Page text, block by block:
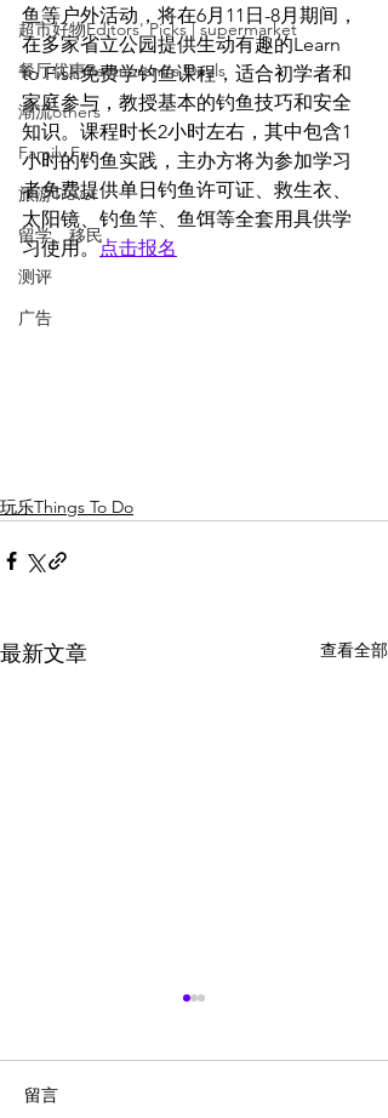
超市好物Editors' Picks | supermarket
餐厅优惠Restaurant's Deals
潮流others
Family Fun
旅游Travel
留学、移民
测评
广告
鱼等户外活动，将在6月11日-8月期间，
在多家省立公园提供生动有趣的Learn
to Fish免费学钓鱼课程，适合初学者和
家庭参与，教授基本的钓鱼技巧和安全
知识。课程时长2小时左右，其中包含1
小时的钓鱼实践，主办方将为参加学习
者免费提供单日钓鱼许可证、救生衣、
太阳镜、钓鱼竿、鱼饵等全套用具供学
习使用。点击报名
玩乐Things To Do
最新文章 查看全部
留言